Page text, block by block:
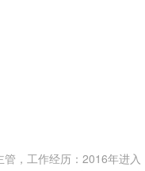
，工作经历：2016年进入